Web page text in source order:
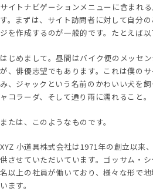
サイトナビゲーションメニューに含まれ
す。まずは、サイト訪問者に対して自分
ジを作成するのが一般的です。たとえば以
はじめまして。昼間はバイク便のメッセ
が、俳優志望でもあります。これは僕の
み、ジャックという名前のかわいい犬を
ャコラーダ、そして通り雨に濡れること。
または、このようなものです。
XYZ 小道具株式会社は1971年の創立以来
供させていただいています。ゴッサム・
名以上の社員が働いており、様々な形で
います。